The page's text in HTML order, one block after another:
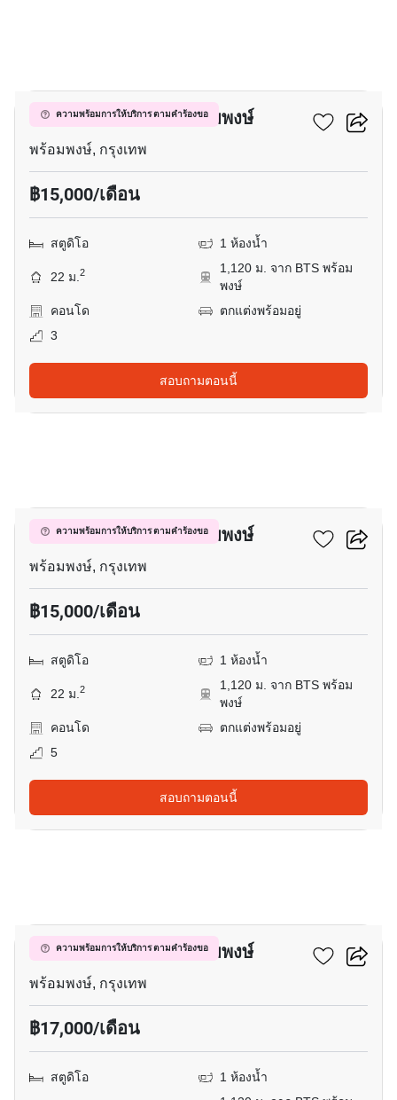
ความพร้อมการให้บริการ ตามคำร้องขอ
ควินทารา มาย'เซน พร้อมพงษ์
พร้อมพงษ์, กรุงเทพ
฿15,000/เดือน
สตูดิโอ 1 ห้องน้ำ
22 ม.2
1,120 ม. จาก BTS พร้อม
พงษ์
คอนโด
ตกแต่งพร้อมอยู่
3
สอบถามตอนนี้
ความพร้อมการให้บริการ ตามคำร้องขอ
ควินทารา มาย'เซน พร้อมพงษ์
พร้อมพงษ์, กรุงเทพ
฿15,000/เดือน
สตูดิโอ 1 ห้องน้ำ
22 ม.2
1,120 ม. จาก BTS พร้อม
พงษ์
คอนโด
ตกแต่งพร้อมอยู่
5
สอบถามตอนนี้
ความพร้อมการให้บริการ ตามคำร้องขอ
ควินทารา มาย'เซน พร้อมพงษ์
พร้อมพงษ์, กรุงเทพ
฿17,000/เดือน
สตูดิโอ
1 ห้องน้ำ